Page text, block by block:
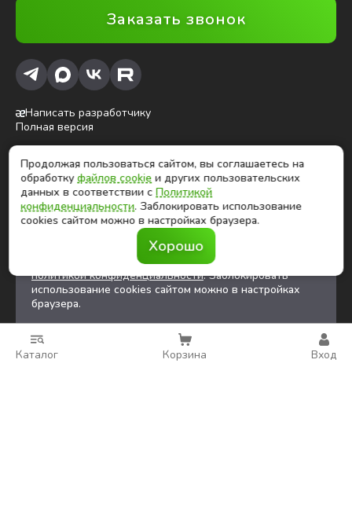
Заказать звонок
Написать разработчику
Полная версия
ⓒ Глобалтек, 2026
Цены на сайте не являются публичной офертой
Продолжая использовать сайт, вы соглашаетесь на
файлов cookiesи других
пользовательских данных в соответствии с
политикой конфиденциальности. Заблокировать
использование cookies сайтом можно в настройках
браузера.
Каталог Корзина Вход
Продолжая пользоваться сайтом, вы соглашаетесь на
обработкуфайлов cookie и других пользовательских
данных в соответствии сПолитикой
конфиденциальности. Заблокировать использование
cookies сайтом можно в настройках браузера.
Хорошо